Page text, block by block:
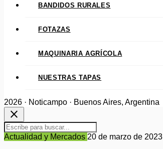
BANDIDOS RURALES
FOTAZAS
MAQUINARIA AGRÍCOLA
NUESTRAS TAPAS
2026 · Noticampo · Buenos Aires, Argentina
close
Actualidad y Mercados 20 de marzo de 2023